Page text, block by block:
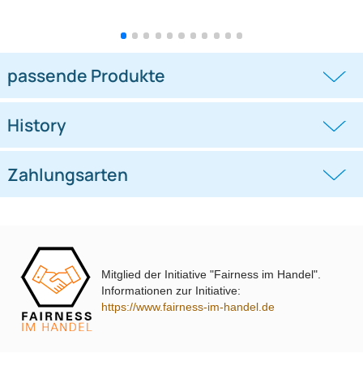
DXA
Warnblinkschalter
((0))
UVP 69,99 € *62,99 €
((0))
passende Produkte
Mitglied der Initiative "Fairness im Handel".
Informationen zur Initiative:
https://www.fairness-im-handel.de